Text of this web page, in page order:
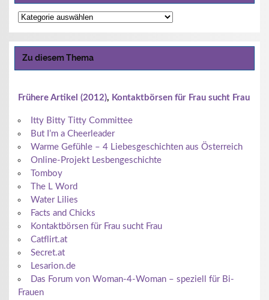
Themen
Zu diesem Thema
Frühere Artikel (2012), Kontaktbörsen für Frau sucht Frau
Itty Bitty Titty Committee
But I’m a Cheerleader
Warme Gefühle – 4 Liebesgeschichten aus Österreich
Online-Projekt Lesbengeschichte
Tomboy
The L Word
Water Lilies
Facts and Chicks
Kontaktbörsen für Frau sucht Frau
Catflirt.at
Secret.at
Lesarion.de
Das Forum von Woman-4-Woman – speziell für Bi-
Frauen